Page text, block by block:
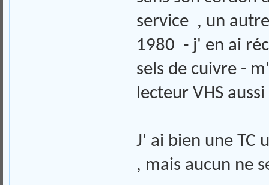
service , un
1980 - j' en ai
sels de cuivre -
lecteur VHS aussi
J' ai bien une TC
, mais aucun ne